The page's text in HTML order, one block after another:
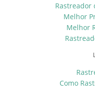
Rastreador
Melhor
Melhor
Como